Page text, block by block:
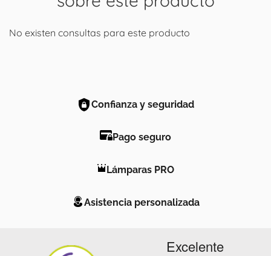
No existen consultas para este producto
Confianza y seguridad
Pago seguro
Lámparas PRO
Asistencia personalizada
Excelente